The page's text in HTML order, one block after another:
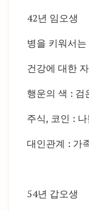
42년 임오생
병을 키워서는
건강에 대한
행운의 색 : 검
주식, 코인 :
대인관계 : 가
54년 갑오생